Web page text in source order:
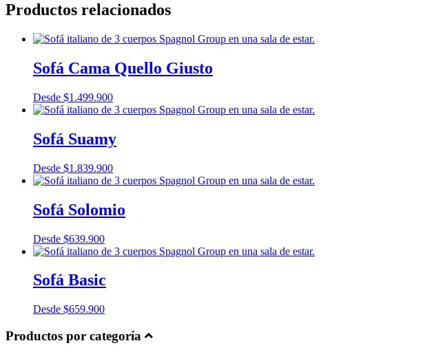
Productos relacionados
Sofá Cama Quello Giusto
Desde $1.499.900
Sofá Suamy
Desde $1.839.900
Sofá Solomio
Desde $639.900
Sofá Basic
Desde $659.900
Productos por categoría